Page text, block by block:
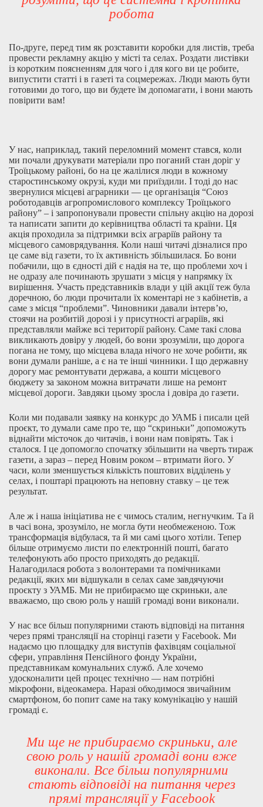
робота
По-друге, перед тим як розставити коробки для листів, треба
провести рекламну акцію у місті та селах. Роздати листівки
із коротким поясненням для чого і для кого ви це робите,
випустити статті і в газеті та соцмережах. Люди мають бути
готовими до того, що ви будете їм допомагати, і вони мають
повірити вам!
У нас, наприклад, такий переломний момент стався, коли
ми почали друкувати матеріали про поганий стан доріг у
Троїцькому районі, бо на це жалілися люди в кожному
старостинському окрузі, куди ми приїздили. І тоді до нас
звернулися місцеві аграрники — це організація “Союз
роботодавців агропромислового комплексу Троїцького
району” – і запропонували провести спільну акцію на дорозі
та написати запити до керівництва області та країни. Ця
акція проходила за підтримки всіх аграріїв району та
місцевого самоврядування. Коли наші читачі дізналися про
це саме від газети, то їх активність збільшилася. Бо вони
побачили, що в єдності дій є надія на те, що проблеми хоч і
не одразу але починають зрушати з місця у напрямку їх
вирішення. Участь представників влади у цій акції теж була
доречною, бо люди прочитали їх коментарі не з кабінетів, а
саме з місця “проблеми”. Чиновники давали інтерв’ю,
стоячи на розбитій дорозі і у присутності аграріїв, які
представляли майже всі території району. Саме такі слова
викликають довіру у людей, бо вони зрозуміли, що дорога
погана не тому, що місцева влада нічого не хоче робити, як
вони думали раніше, а є на те інші чинники. І що державну
дорогу має ремонтувати держава, а кошти місцевого
бюджету за законом можна витрачати лише на ремонт
місцевої дороги. Завдяки цьому зросла і довіра до газети.
Коли ми подавали заявку на конкурс до УАМБ і писали цей
проєкт, то думали саме про те, що “скриньки” допоможуть
віднайти місточок до читачів, і вони нам повірять. Так і
сталося. І це допомогло спочатку збільшити на чверть тираж
газети, а зараз – перед Новим роком – втримати його. У
часи, коли зменшується кількість поштових відділень у
селах, і поштарі працюють на неповну ставку – це теж
результат.
Але ж і наша ініціатива не є чимось сталим, негнучким. Та й
в часі вона, зрозуміло, не могла бути необмеженою. Тож
трансформація відбулася, та й ми самі цього хотіли. Тепер
більше отримуємо листи по електронній пошті, багато
телефонують або просто приходять до редакції.
Налагодилася робота з волонтерами та помічниками
редакції, яких ми відшукали в селах саме завдячуючи
проєкту з УАМБ. Ми не прибираємо ще скриньки, але
вважаємо, що свою роль у нашій громаді вони виконали.
У нас все більш популярними стають відповіді на питання
через прямі трансляції на сторінці газети у Facebook. Ми
надаємо цю площадку для виступів фахівцям соціальної
сфери, управління Пенсійного фонду України,
представникам комунальних служб. Але хочемо
удосконалити цей процес технічно — нам потрібні
мікрофони, відеокамера. Наразі обходимося звичайним
смартфоном, бо попит саме на таку комунікацію у нашій
громаді є.
Ми ще не прибираємо скриньки, але
свою роль у нашій громаді вони вже
виконали. Все більш популярними
стають відповіді на питання через
прямі трансляції у Facebook